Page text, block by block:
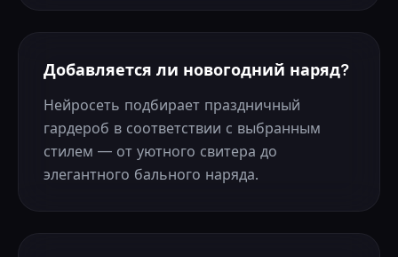
Добавляется ли новогодний наряд?
Нейросеть подбирает праздничный
гардероб в соответствии с выбранным
стилем — от уютного свитера до
элегантного бального наряда.